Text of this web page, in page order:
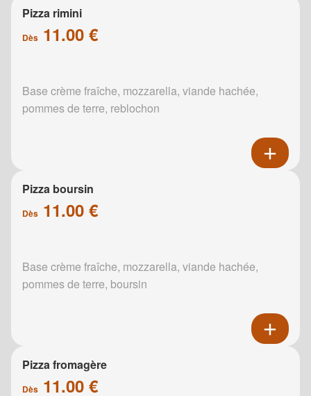
Pizza rimini
Dès 11.00 €
Base crème fraîche, mozzarella, viande hachée,
pommes de terre, reblochon
Pizza boursin
Dès 11.00 €
Base crème fraîche, mozzarella, viande hachée,
pommes de terre, boursin
Pizza fromagère
Dès 11.00 €